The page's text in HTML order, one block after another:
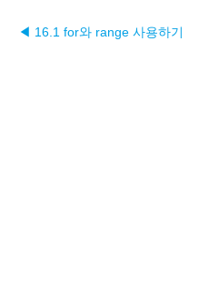
◀ 16.1 for와 range 사용하기